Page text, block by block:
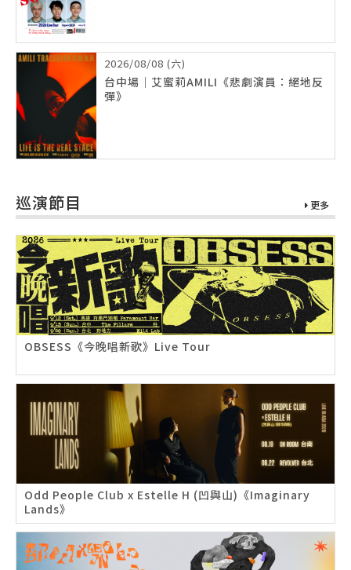
2026/08/08 (六)
台中場｜艾蜜莉AMILI《悲劇演員：絕地反
彈》
巡演節目 更多
OBSESS《今晚唱新歌》Live Tour
Odd People Club x Estelle H (凹與山)《Imaginary
Lands》